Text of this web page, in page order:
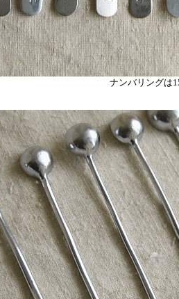
ナンバリングは